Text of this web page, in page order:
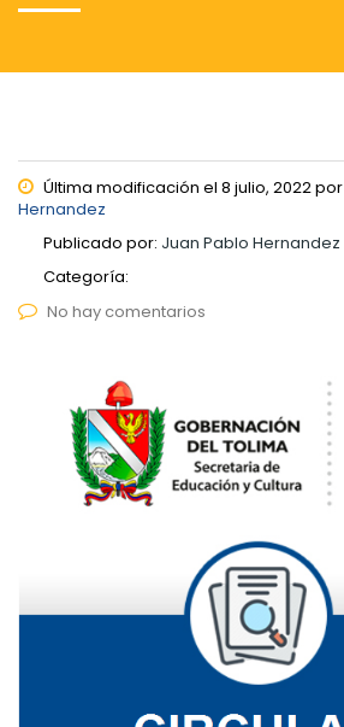
Última modificación el 8 julio, 2022 por
Hernandez
Publicado por: Juan Pablo Hernandez
Categoría:
No hay comentarios